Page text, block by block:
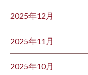
2025年12月
2025年11月
2025年10月